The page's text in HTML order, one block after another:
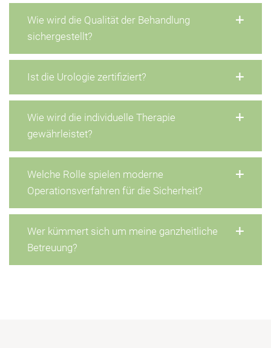
Wie wird die Qualität der Behandlung
sichergestellt?
Ist die Urologie zertifiziert?
Wie wird die individuelle Therapie
gewährleistet?
Welche Rolle spielen moderne
Operationsverfahren für die Sicherheit?
Wer kümmert sich um meine ganzheitliche
Betreuung?